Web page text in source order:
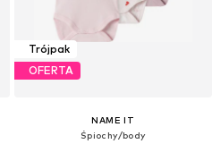
Trójpak
OFERTA
NAME IT
Śpiochy/body